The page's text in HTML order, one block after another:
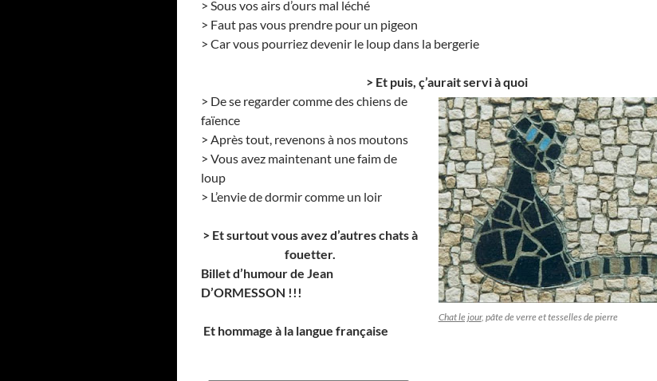
> Sous vos airs d’ours mal léché
> Faut pas vous prendre pour un pigeon
> Car vous pourriez devenir le loup dans la bergerie
> Et puis, ç’aurait servi à quoi
Chat le jour, pâte de verre et tesselles de pierre
> De se regarder comme des chiens de
faïence
> Après tout, revenons à nos moutons
> Vous avez maintenant une faim de
loup
> L’envie de dormir comme un loir
> Et surtout vous avez d’autres chats à
fouetter.
Billet d’humour de Jean
D’ORMESSON !!!
Et hommage à la langue française